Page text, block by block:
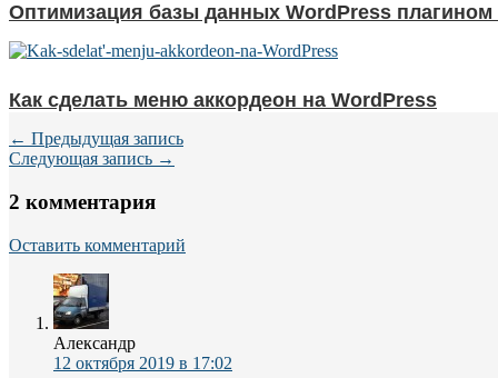
Оптимизация базы данных WordPress плагином
Как сделать меню аккордеон на WordPress
← Предыдущая запись
Следующая запись →
2 комментария
Оставить комментарий
Александр
12 октября 2019 в 17:02